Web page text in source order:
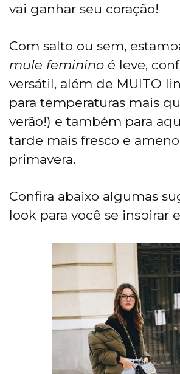
vai ganhar seu coração!
Com salto ou sem,
mule feminino é leve,
versátil, além de MUITO
para temperaturas mais
verão!) e também para
tarde mais fresco e
primavera.
Confira abaixo algumas
look para você se inspirar